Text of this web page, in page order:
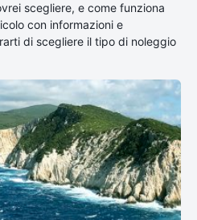
scegliere, e come funziona
con informazioni e
di scegliere il tipo di noleggio